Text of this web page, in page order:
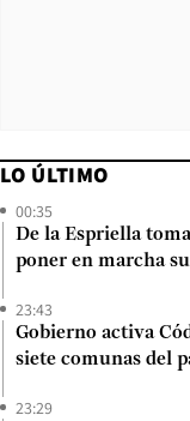
LO ÚLTIMO
00:35
De la Espriella
poner en marcha
23:43
Gobierno activa
siete comunas del
23:29